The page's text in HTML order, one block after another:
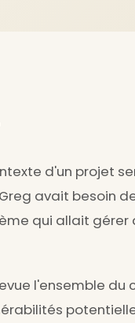
d'un projet
avait besoin
qui allait gérer
l'ensemble du